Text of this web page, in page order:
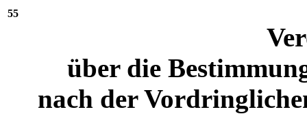
55
über die
nach der